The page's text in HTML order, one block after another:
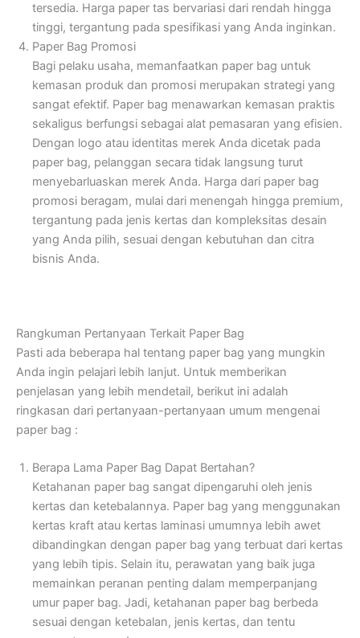
tersedia. Harga paper tas bervariasi dari rendah hingga
tinggi, tergantung pada spesifikasi yang Anda inginkan.
Paper Bag Promosi
Bagi pelaku usaha, memanfaatkan paper bag untuk
kemasan produk dan promosi merupakan strategi yang
sangat efektif. Paper bag menawarkan kemasan praktis
sekaligus berfungsi sebagai alat pemasaran yang efisien.
Dengan logo atau identitas merek Anda dicetak pada
paper bag, pelanggan secara tidak langsung turut
menyebarluaskan merek Anda. Harga dari paper bag
promosi beragam, mulai dari menengah hingga premium,
tergantung pada jenis kertas dan kompleksitas desain
yang Anda pilih, sesuai dengan kebutuhan dan citra
bisnis Anda.
Rangkuman Pertanyaan Terkait Paper Bag
Pasti ada beberapa hal tentang paper bag yang mungkin
Anda ingin pelajari lebih lanjut. Untuk memberikan
penjelasan yang lebih mendetail, berikut ini adalah
ringkasan dari pertanyaan-pertanyaan umum mengenai
paper bag :
Berapa Lama Paper Bag Dapat Bertahan?
Ketahanan paper bag sangat dipengaruhi oleh jenis
kertas dan ketebalannya. Paper bag yang menggunakan
kertas kraft atau kertas laminasi umumnya lebih awet
dibandingkan dengan paper bag yang terbuat dari kertas
yang lebih tipis. Selain itu, perawatan yang baik juga
memainkan peranan penting dalam memperpanjang
umur paper bag. Jadi, ketahanan paper bag berbeda
sesuai dengan ketebalan, jenis kertas, dan tentu